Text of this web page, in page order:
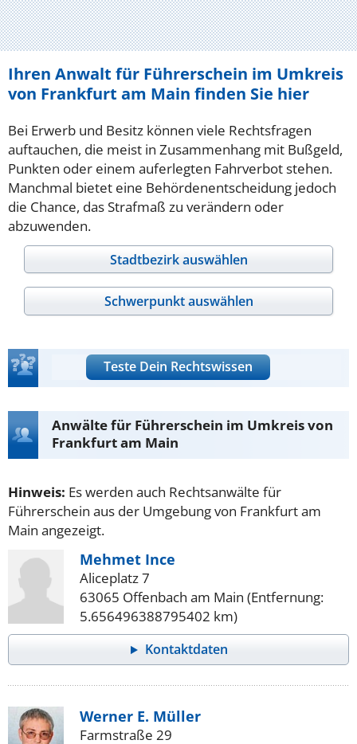
Ihren Anwalt für Führerschein im Umkreis
von Frankfurt am Main finden Sie hier
Bei Erwerb und Besitz können viele Rechtsfragen
auftauchen, die meist in Zusammenhang mit Bußgeld,
Punkten oder einem auferlegten Fahrverbot stehen.
Manchmal bietet eine Behördenentscheidung jedoch
die Chance, das Strafmaß zu verändern oder
abzuwenden.
Stadtbezirk auswählen
Schwerpunkt auswählen
Teste Dein Rechtswissen
Anwälte für Führerschein im Umkreis von
Frankfurt am Main
Hinweis: Es werden auch Rechtsanwälte für
Führerschein aus der Umgebung von Frankfurt am
Main angezeigt.
Mehmet Ince
Aliceplatz 7
63065 Offenbach am Main (Entfernung:
5.656496388795402 km)
Kontaktdaten
Werner E. Müller
Farmstraße 29